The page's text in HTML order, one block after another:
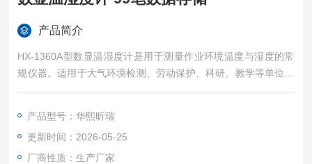
产品简介
HX-1360A型数显温湿度计是用于测量作业环境温度与湿度的常
规仪器。适用于大气环境检测、劳动保护、科研、教学等单位。
数显温湿度计 99笔数据存储
产品型号：华熙昕瑞
更新时间：2026-05-25
厂商性质：生产厂家